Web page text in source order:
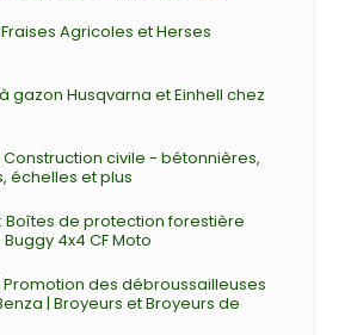
Agricoles et Herses
gazon Husqvarna et Einhell chez
civile - bétonnières,
échelles et plus
Boîtes de protection forestière
4x4 CF Moto
des débroussailleuses
| Broyeurs et Broyeurs de